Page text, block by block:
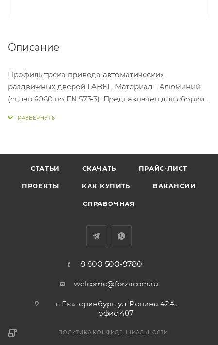
Описание
Профиль трека привода автоматических
раздвижных дверей LABEL. Материал - Алюминий
(сплав 6060 по EN 573‐3). Предназначен для сборки
СТАТЬИ СКАЧАТЬ ПРАЙС-ЛИСТ
ПРОЕКТЫ КАК КУПИТЬ ВАКАНСИИ
СПРАВОЧНАЯ
8 800 500-9780
welcome@forzacom.ru
г. Екатеринбург, ул. Репина 42А,
офис 407
ПОЛИТИКА КОНФИДЕНЦИАЛЬНОСТИ